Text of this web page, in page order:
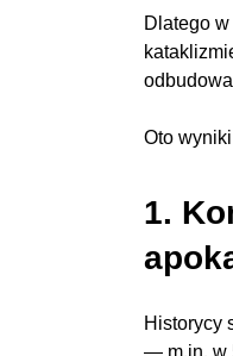
Dlatego
Oto
1.
Historycy